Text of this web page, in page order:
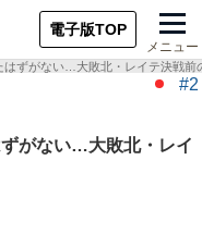
電子版TOP
メニュー
はずがない…大敗北・レイテ決戦前
#2
がない…大敗北・レイ